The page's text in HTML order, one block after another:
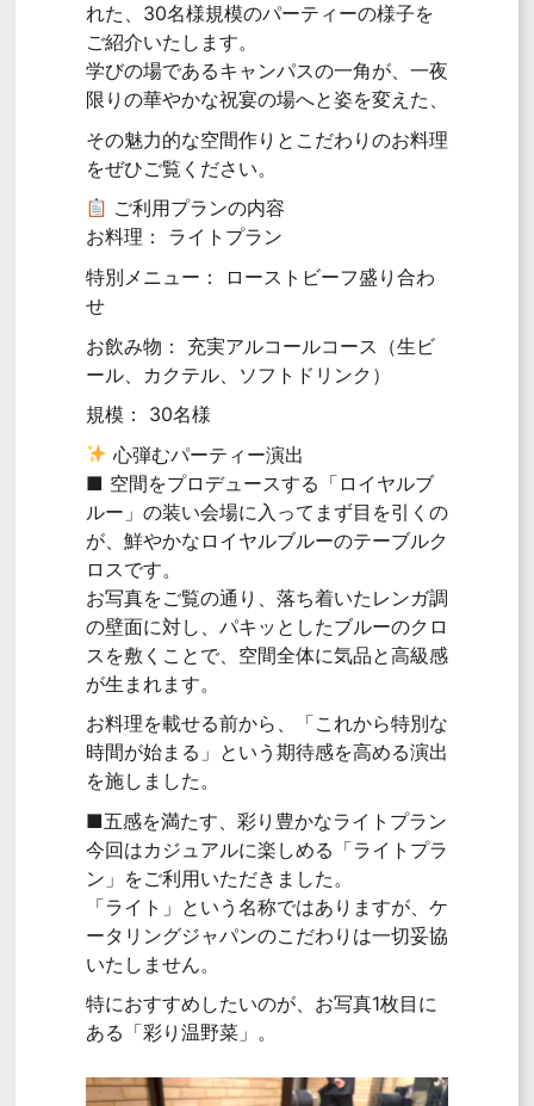
れた、30名様規模のパーティーの様子を
ご紹介いたします。
学びの場であるキャンパスの一角が、一夜
限りの華やかな祝宴の場へと姿を変えた、
その魅力的な空間作りとこだわりのお料理
をぜひご覧ください。
ご利用プランの内容
お料理： ライトプラン
特別メニュー： ローストビーフ盛り合わ
せ
お飲み物： 充実アルコールコース（生ビ
ール、カクテル、ソフトドリンク）
規模： 30名様
心弾むパーティー演出
■ 空間をプロデュースする「ロイヤルブ
ルー」の装い会場に入ってまず目を引くの
が、鮮やかなロイヤルブルーのテーブルク
ロスです。
お写真をご覧の通り、落ち着いたレンガ調
の壁面に対し、パキッとしたブルーのクロ
スを敷くことで、空間全体に気品と高級感
が生まれます。
お料理を載せる前から、「これから特別な
時間が始まる」という期待感を高める演出
を施しました。
■五感を満たす、彩り豊かなライトプラン
今回はカジュアルに楽しめる「ライトプラ
ン」をご利用いただきました。
「ライト」という名称ではありますが、ケ
ータリングジャパンのこだわりは一切妥協
いたしません。
特におすすめしたいのが、お写真1枚目に
ある「彩り温野菜」。